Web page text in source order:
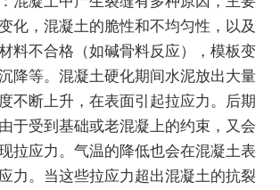
化，混凝土的脆性和不均匀性，以及
料不合格（如碱骨料反应），模板变
降等。混凝土硬化期间水泥放出大量
不断上升，在表面引起拉应力。后期
于受到基础或老混凝上的约束，又会
拉应力。气温的降低也会在混凝土表
力。当这些拉应力超出混凝土的抗裂